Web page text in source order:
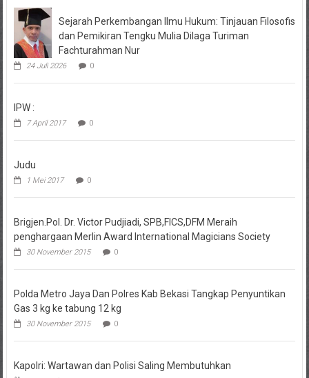
Sejarah Perkembangan Ilmu Hukum: Tinjauan Filosofis
dan Pemikiran Tengku Mulia Dilaga Turiman
Fachturahman Nur
24 Juli 2026 0
IPW :
7 April 2017 0
Judu
1 Mei 2017 0
Brigjen.Pol. Dr. Victor Pudjiadi, SPB,FICS,DFM Meraih
penghargaan Merlin Award International Magicians Society
30 November 2015 0
Polda Metro Jaya Dan Polres Kab Bekasi Tangkap Penyuntikan
Gas 3 kg ke tabung 12 kg
30 November 2015 0
Kapolri: Wartawan dan Polisi Saling Membutuhkan